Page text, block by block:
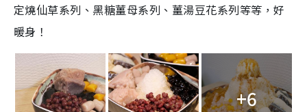
定燒仙草系列、黑糖薑母系列、薑湯豆花系列等等，好
暖身！
+6